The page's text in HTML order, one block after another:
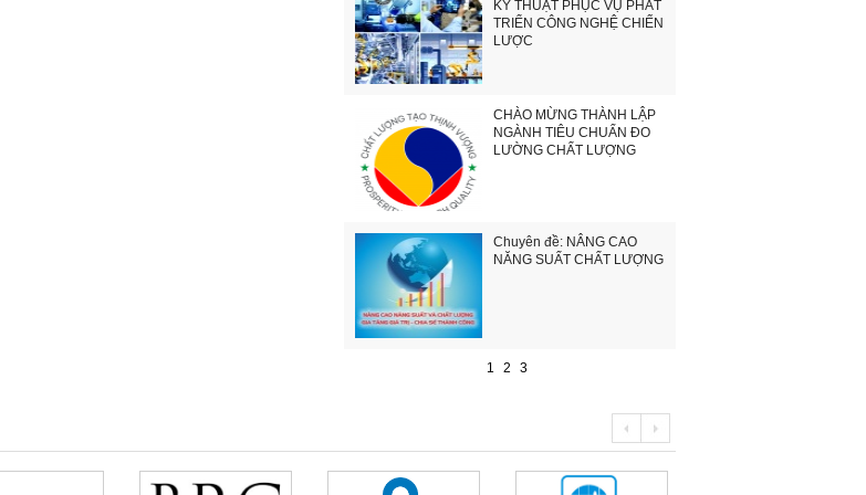
KỸ THUẬT PHỤC VỤ PHÁT
TRIỂN CÔNG NGHỆ CHIẾN
LƯỢC
CHÀO MỪNG THÀNH LẬP
NGÀNH TIÊU CHUẨN ĐO
LƯỜNG CHẤT LƯỢNG
Chuyên đề: NÂNG CAO
NĂNG SUẤT CHẤT LƯỢNG
1 2 3